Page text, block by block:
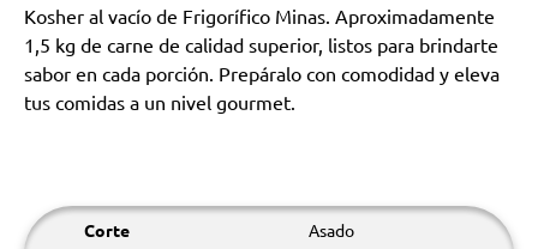
Kosher al vacío de Frigorífico Minas. Aproximadamente
1,5 kg de carne de calidad superior, listos para brindarte
sabor en cada porción. Prepáralo con comodidad y eleva
tus comidas a un nivel gourmet.
Corte Asado